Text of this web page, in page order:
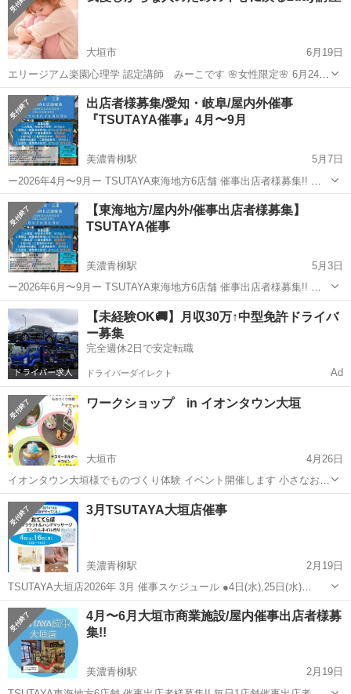
大垣市
6月19日
エリージアム楽園心理学 認定講師 みーこです 🌸女性限定🌸 6月24日
(水) 13時から17時 大垣市中川ふれあいセンターにて 感情解放ワークシ
ョップ開催します 感情解放ワークショップとは 喜怒哀楽全部を感じ切
る講座に...
岐阜 大垣市 ワークショップ 怒り
出店者様募集/愛知・岐阜/屋内外催事
『TSUTAYA催事』4月〜9月
美濃青柳駅
5月7日
ー2026年4月〜9月ー TSUTAYA東海地方6店舗 催事出店者様募集!! 毎
日1店舗催事出店者様を募集中!! ・平日の出店場所がない.. ・固定の出
店場所がない.. ・個別出店時はレンタルスペースを借りている.. ・
安...
岐阜 大垣市 美濃青柳駅 ワークショップ 営業許可
【東海地方/屋内外/催事出店者様募集】
TSUTAYA催事
美濃青柳駅
5月3日
ー2026年6月〜9月ー TSUTAYA東海地方6店舗 催事出店者様募集!! 毎
日1店舗催事出店者様を募集中!! ・平日の出店場所がない.. ・固定の出
店場所がない.. ・個別出店時はレンタルスペースを借りている.. ・
安...
岐阜 大垣市 美濃青柳駅 ワークショップ 営業許可
【未経験OK🚚】月収30万↑中型免許ドライバ
ー募集
完全週休2日で安定転職
ドライバーダイレクト Ad
ワークショップ in イオンタウン大垣
大垣市
4月26日
イオンタウン大垣様でものづくり体験 イベント開催します 小さなお子
様でもできるワークショップ準備しました 500〜1000円 参加人数に限
りがありますのでご興味のある方はお早めにお願いします🤲
mail:color...
岐阜 大垣市 ワークショップ マクラメ
3月TSUTAYA大垣店催事
美濃青柳駅
2月19日
TSUTAYA大垣店2026年 3月 催事スケジュール ●4日(水),25日(水)
10:00〜14:00 『おててらぼ』 アロマクラフト＆ハンドマッサージ エ
シカルネイル作り @ayaka_ohashi_ いつものT...
岐阜 大垣市 美濃青柳駅 ワークショップ 催事
4月〜6月大垣市商業施設/屋内催事出店者様募
集!!
美濃青柳駅
2月19日